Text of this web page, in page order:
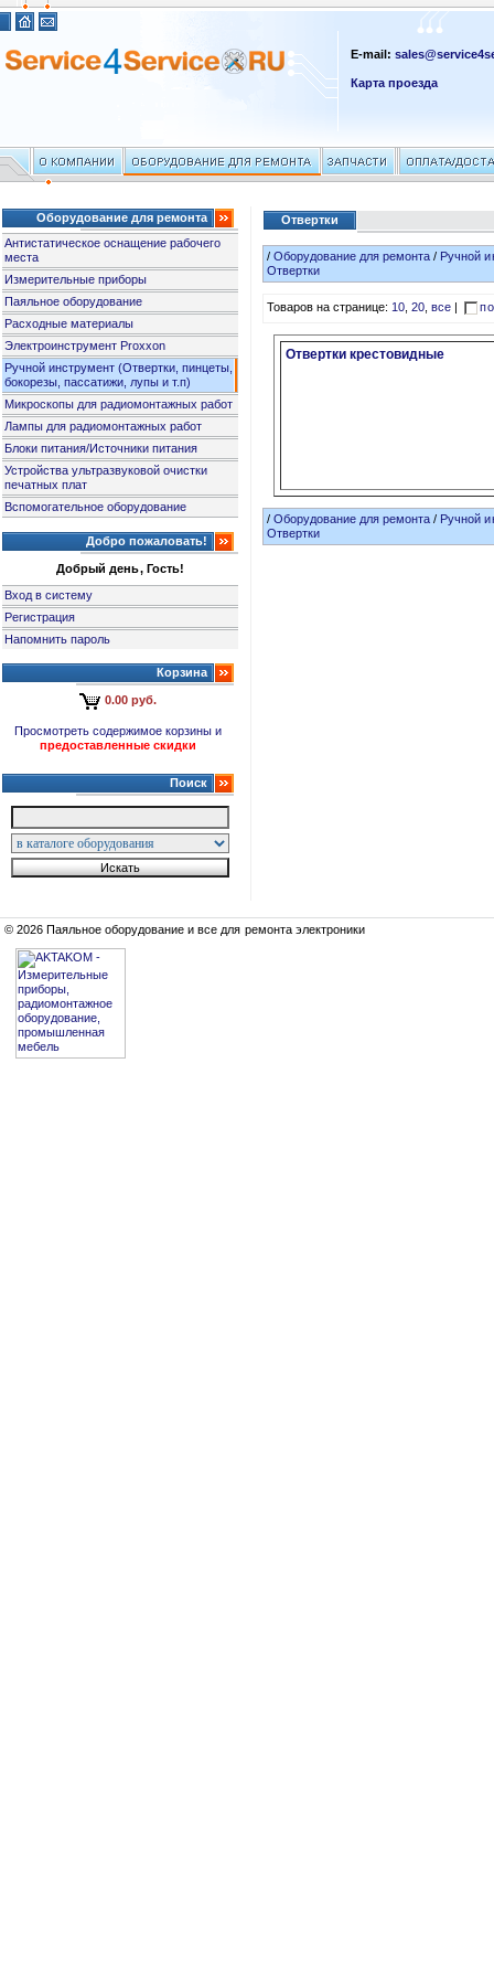
E-mail:
Карта проезда
Оборудование для ремонта
Антистатическое оснащение рабочего
места
Измерительные приборы
Паяльное оборудование
Расходные материалы
Электроинструмент Proxxon
Ручной инструмент (Отвертки, пинцеты,
бокорезы, пассатижи, лупы и т.п)
Микроскопы для радиомонтажных работ
Лампы для радиомонтажных работ
Блоки питания/Источники питания
Устройства ультразвуковой очистки
печатных плат
Вспомогательное оборудование
Добро пожаловать!
Добрый день, Гость!
Вход в систему
Регистрация
Напомнить пароль
Корзина
0.00 руб.
Просмотреть содержимое корзины и
предоставленные скидки
Поиск
Отвертки
/Оборудование для ремонта / Ручной
Отвертки
Товаров на странице:10,20,все
Отвертки крестовидные
/Оборудование для ремонта / Ручной
Отвертки
© 2026 Паяльное оборудование и все для ремонта электроники